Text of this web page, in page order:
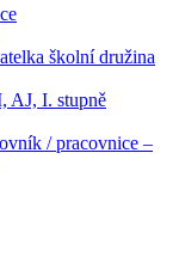
školní družina
AJ, I. stupně
/ pracovnice –